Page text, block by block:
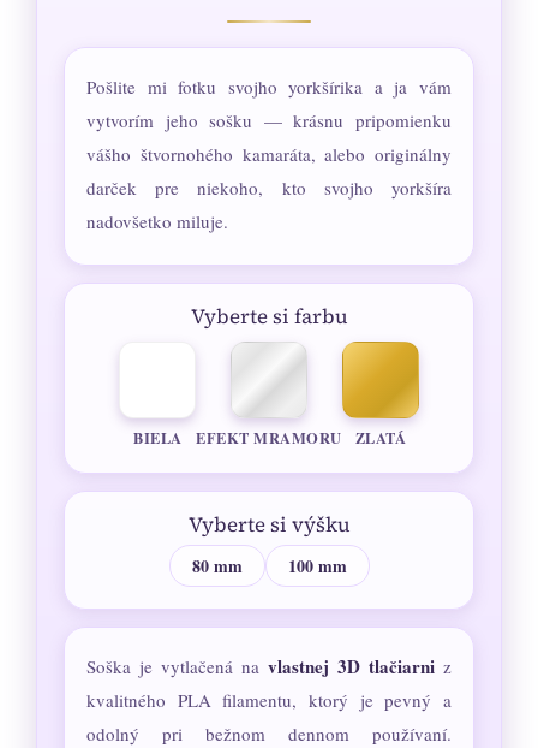
Pošlite mi fotku svojho yorkšírika a ja vám
vytvorím jeho sošku — krásnu pripomienku
vášho štvornohého kamaráta, alebo originálny
darček pre niekoho, kto svojho yorkšíra
nadovšetko miluje.
Vyberte si farbu
BIELA EFEKT MRAMORU ZLATÁ
Vyberte si výšku
80 mm 100 mm
Soška je vytlačená na vlastnej 3D tlačiarni z
kvalitného PLA filamentu, ktorý je pevný a
odolný pri bežnom dennom používaní.